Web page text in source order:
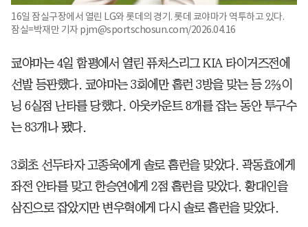
16일 잠실구장에서 열린 LG와 롯데의 경기. 롯데 쿄야마가 역투하고 있다.
잠실=박재만 기자 pjm@sportschosun.com/2026.04.16
쿄야마는 4일 함평에서 열린 퓨처스리그 KIA 타이거즈전에
선발 등판했다. 쿄야마는 3회에만 홈런 3방을 맞는 등 2⅔이
닝 6실점 난타를 당했다. 아웃카운트 8개를 잡는 동안 투구수
는 83개나 됐다.
3회초 선두타자 고종욱에게 솔로 홈런을 맞았다. 곽동효에게
좌전 안타를 맞고 한승연에게 2점 홈런을 맞았다. 황대인을
삼진으로 잡았지만 변우혁에게 다시 솔로 홈런을 맞았다.